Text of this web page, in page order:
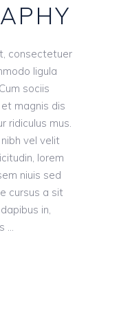
consectetuer
ligula
sociis
magnis dis
ridiculus mus.
vel velit
lorem
niuis sed
cursus a sit
in,